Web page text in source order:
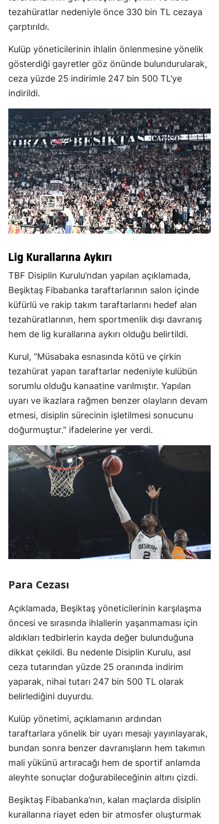
tezahüratlar nedeniyle önce 330 bin TL cezaya
çarptırıldı.
Kulüp yöneticilerinin ihlalin önlenmesine yönelik
gösterdiği gayretler göz önünde bulundurularak,
ceza yüzde 25 indirimle 247 bin 500 TL’ye
indirildi.
Lig Kurallarına Aykırı
TBF Disiplin Kurulu’ndan yapılan açıklamada,
Beşiktaş Fibabanka taraftarlarının salon içinde
küfürlü ve rakip takım taraftarlarını hedef alan
tezahüratlarının, hem sportmenlik dışı davranış
hem de lig kurallarına aykırı olduğu belirtildi.
Kurul, “Müsabaka esnasında kötü ve çirkin
tezahürat yapan taraftarlar nedeniyle kulübün
sorumlu olduğu kanaatine varılmıştır. Yapılan
uyarı ve ikazlara rağmen benzer olayların devam
etmesi, disiplin sürecinin işletilmesi sonucunu
doğurmuştur.” ifadelerine yer verdi.
Para Cezası
Açıklamada, Beşiktaş yöneticilerinin karşılaşma
öncesi ve sırasında ihlallerin yaşanmaması için
aldıkları tedbirlerin kayda değer bulunduğuna
dikkat çekildi. Bu nedenle Disiplin Kurulu, asıl
ceza tutarından yüzde 25 oranında indirim
yaparak, nihai tutarı 247 bin 500 TL olarak
belirlediğini duyurdu.
Kulüp yönetimi, açıklamanın ardından
taraftarlara yönelik bir uyarı mesajı yayınlayarak,
bundan sonra benzer davranışların hem takımın
mali yükünü artıracağı hem de sportif anlamda
aleyhte sonuçlar doğurabileceğinin altını çizdi.
Beşiktaş Fibabanka’nın, kalan maçlarda disiplin
kurallarına riayet eden bir atmosfer oluşturmak